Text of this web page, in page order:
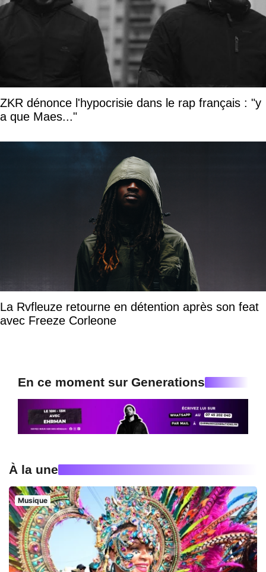
ZKR dénonce l'hypocrisie dans le rap français : "y
a que Maes..."
La Rvfleuze retourne en détention après son feat
avec Freeze Corleone
En ce moment sur Generations
À la une
Musique